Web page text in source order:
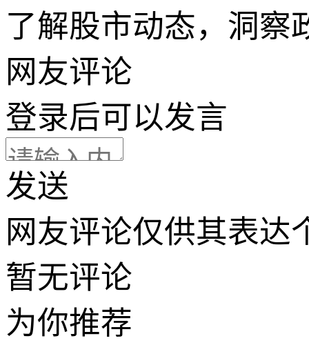
了解股市动态，洞察
网友评论
登录后可以发言
发送
网友评论仅供其表达
暂无评论
为你推荐